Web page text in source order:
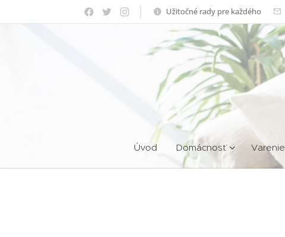
Užitočné rady pre každého
Úvod Domácnosť Varenie